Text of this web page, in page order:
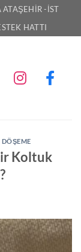
-İST
HATTI
Koltuk